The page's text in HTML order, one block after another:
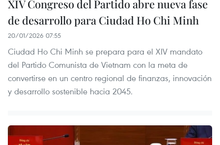
XIV Congreso del Partido abre nueva fase
de desarrollo para Ciudad Ho Chi Minh
20/01/2026 07:55
Ciudad Ho Chi Minh se prepara para el XIV mandato
del Partido Comunista de Vietnam con la meta de
convertirse en un centro regional de finanzas, innovación
y desarrollo sostenible hacia 2045.